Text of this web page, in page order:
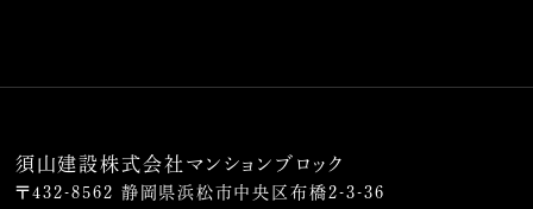
須山建設株式会社マンションブロック
〒432-8562 静岡県浜松市中央区布橋2-3-36